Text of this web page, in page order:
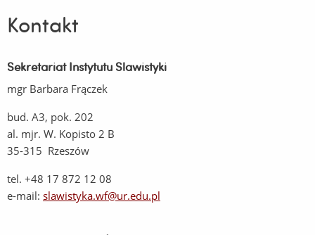
Kontakt
Sekretariat Instytutu Slawistyki
mgr Barbara Frączek
bud. A3, pok. 202
al. mjr. W. Kopisto 2 B
35-315 Rzeszów
tel. +48 17 872 12 08
e-mail: slawistyka.wf@ur.edu.pl